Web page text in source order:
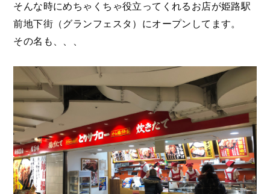
そんな時にめちゃくちゃ役立ってくれるお店が姫路駅
前地下街（グランフェスタ）にオープンしてます。
その名も、、、